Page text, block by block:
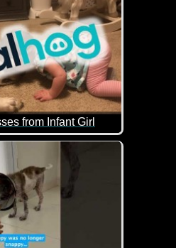
from Infant Girl
lieb ist.